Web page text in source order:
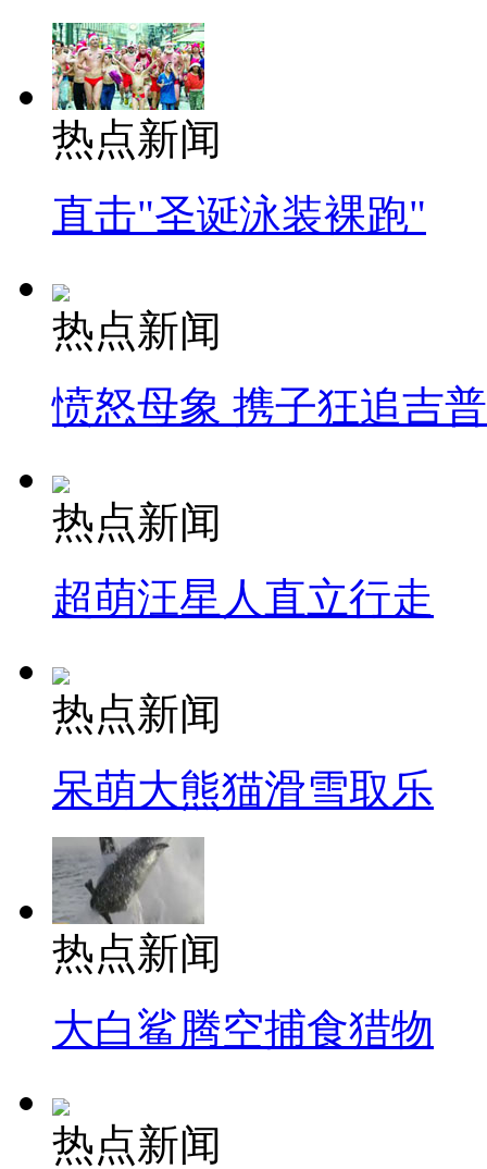
热点新闻
直击"圣诞泳装裸跑"
热点新闻
愤怒母象 携子狂追吉
热点新闻
超萌汪星人直立行走
热点新闻
呆萌大熊猫滑雪取乐
热点新闻
大白鲨腾空捕食猎物
热点新闻